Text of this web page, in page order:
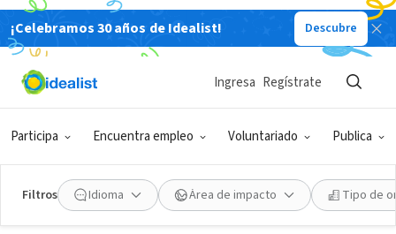
¡Celebramos 30 años de Idealist! Descubre
Participa Encuentra empleo Voluntariado Publica
Ingresa Regístrate
Filtros Idioma Área de impacto Tipo de
ORGANIZACIÓN SIN FIN DE LUCRO
Colorado International School
Acerca de